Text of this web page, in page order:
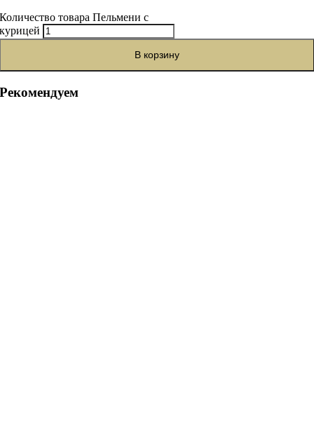
Количество товара Пельмени с
курицей
В корзину
Рекомендуем